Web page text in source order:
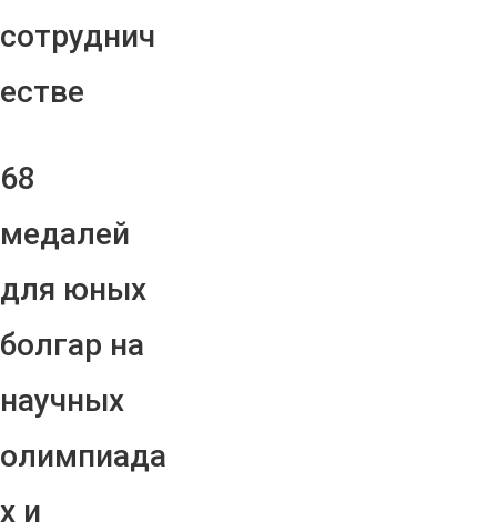
сотруднич
естве
68
медалей
для юных
болгар на
научных
олимпиада
х и